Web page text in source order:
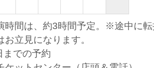
時間は、約3時間予定。※途中に
お立見になります。
での予約